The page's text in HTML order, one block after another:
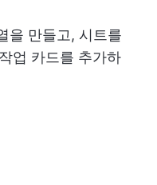
을 만들고, 시트를
업 카드를 추가하